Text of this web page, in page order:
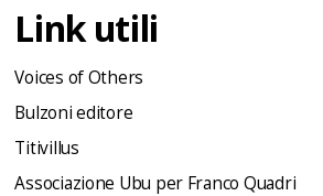
Link utili
Voices of Others
Bulzoni editore
Titivillus
Associazione Ubu per Franco Quadri